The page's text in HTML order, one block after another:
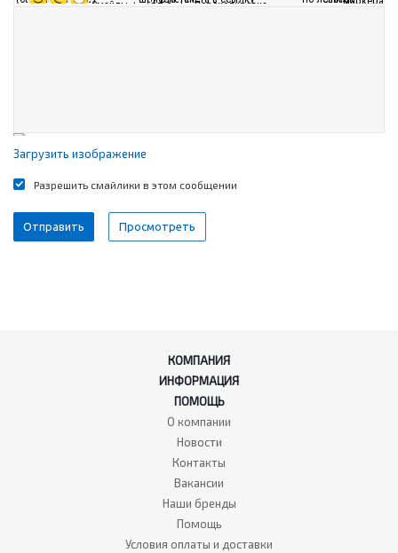
Загрузить изображение
Разрешить смайлики в этом сообщении
КОМПАНИЯ
ИНФОРМАЦИЯ
ПОМОЩЬ
О компании
Новости
Контакты
Вакансии
Наши бренды
Помощь
Условия оплаты и доставки